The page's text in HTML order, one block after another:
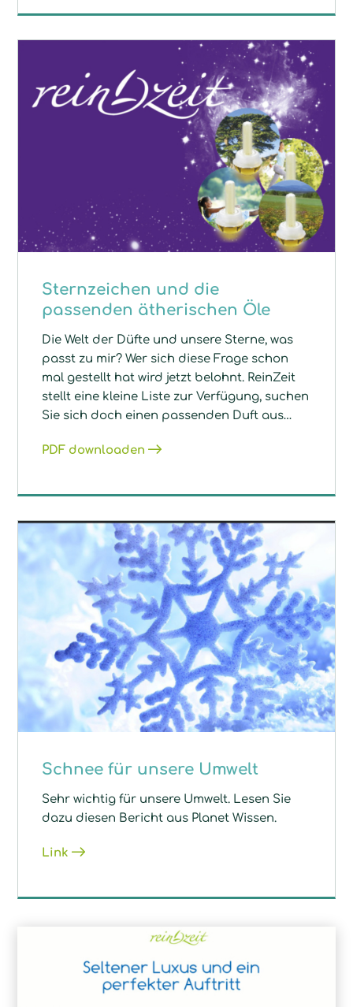
Sternzeichen und die
passenden ätherischen Öle
Die Welt der Düfte und unsere Sterne, was
passt zu mir? Wer sich diese Frage schon
mal gestellt hat wird jetzt belohnt. ReinZeit
stellt eine kleine Liste zur Verfügung, suchen
Sie sich doch einen passenden Duft aus…
PDF downloaden
Schnee für unsere Umwelt
Sehr wichtig für unsere Umwelt. Lesen Sie
dazu diesen Bericht aus Planet Wissen.
Link